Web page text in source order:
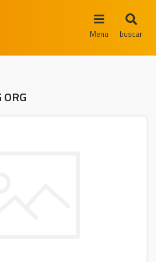
Menu buscar